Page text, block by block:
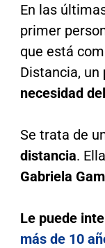
En las
primer
que está
Distancia, un
necesidad
Se trata de
distancia.
Gabriela
Le puede
más de 10